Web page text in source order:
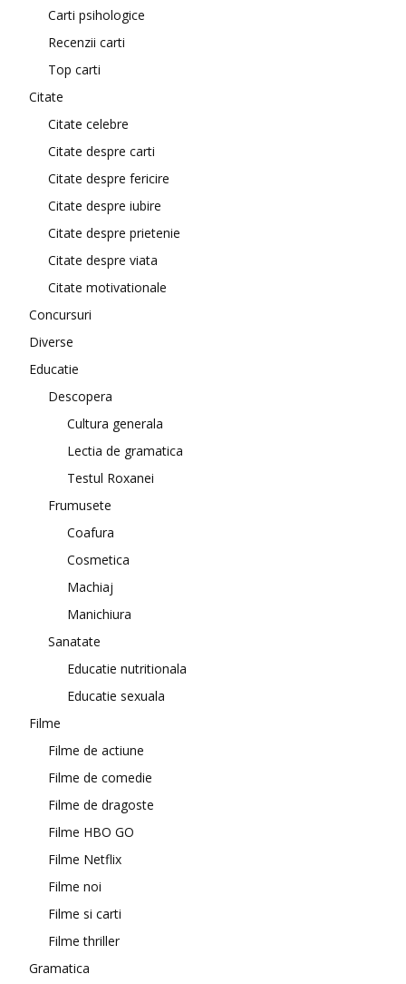
Carti psihologice
Recenzii carti
Top carti
Citate
Citate celebre
Citate despre carti
Citate despre fericire
Citate despre iubire
Citate despre prietenie
Citate despre viata
Citate motivationale
Concursuri
Diverse
Educatie
Descopera
Cultura generala
Lectia de gramatica
Testul Roxanei
Frumusete
Coafura
Cosmetica
Machiaj
Manichiura
Sanatate
Educatie nutritionala
Educatie sexuala
Filme
Filme de actiune
Filme de comedie
Filme de dragoste
Filme HBO GO
Filme Netflix
Filme noi
Filme si carti
Filme thriller
Gramatica